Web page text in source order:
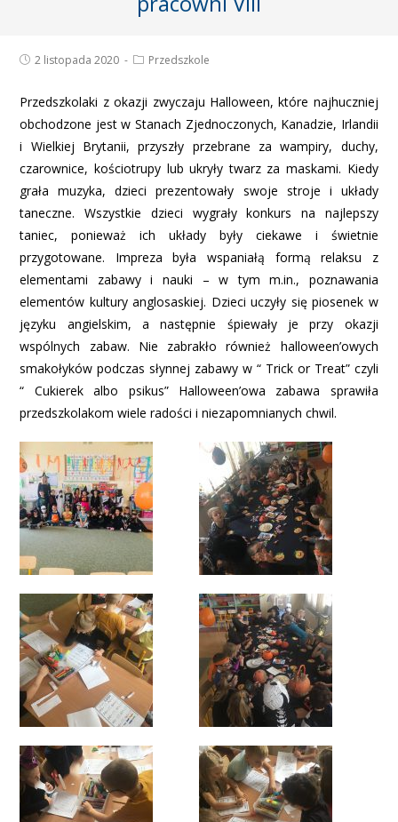
2 listopada 2020 Przedszkole
Przedszkolaki z okazji zwyczaju Halloween, które najhuczniej
obchodzone jest w Stanach Zjednoczonych, Kanadzie, Irlandii
i Wielkiej Brytanii, przyszły przebrane za wampiry, duchy,
czarownice, kościotrupy lub ukryły twarz za maskami. Kiedy
grała muzyka, dzieci prezentowały swoje stroje i układy
taneczne. Wszystkie dzieci wygrały konkurs na najlepszy
taniec, ponieważ ich układy były ciekawe i świetnie
przygotowane. Impreza była wspaniałą formą relaksu z
elementami zabawy i nauki – w tym m.in., poznawania
elementów kultury anglosaskiej. Dzieci uczyły się piosenek w
języku angielskim, a następnie śpiewały je przy okazji
wspólnych zabaw. Nie zabrakło również halloween’owych
smakołyków podczas słynnej zabawy w “ Trick or Treat” czyli
“ Cukierek albo psikus” Halloween’owa zabawa sprawiła
przedszkolakom wiele radości i niezapomnianych chwil.